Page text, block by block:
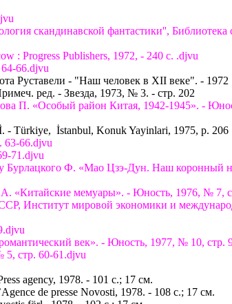
скандинавской фантастики'',
: Progress Publishers, 1972, - 240 с. .djvu
66.djvu
Руставели - "Наш человек в XII веке". - 1972
ред. - Звезда, 1973, № 3. - стр. 202
П. «Особый район Китая, 1942-1945». -
Türkiye, İstanbul, Konuk Yayinlari, 1975, p. 206
63-66.djvu
71.djvu
Ф. «Мао Цзэ-Дун. Наш коронный
«Китайские мемуары». - Юность, 1976, № 7,
Институт мировой экономики и
век». - Юность, 1977, № 10, стр.
стр. 60-61.djvu
agency, 1978. - 101 с.; 17 см.
de presse Novosti, 1978. - 108 с.; 17 см.